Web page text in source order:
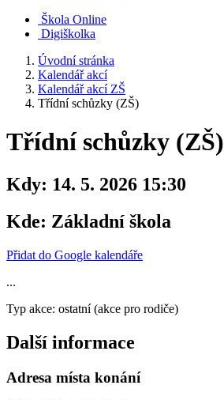
Škola Online
Digiškolka
Úvodní stránka
Kalendář akcí
Kalendář akcí ZŠ
Třídní schůzky (ZŠ)
Třídní schůzky (ZŠ)
Kdy: 14. 5. 2026 15:30
Kde: Základní škola
Přidat do Google kalendáře
...
Typ akce: ostatní (akce pro rodiče)
Další informace
Adresa místa konání